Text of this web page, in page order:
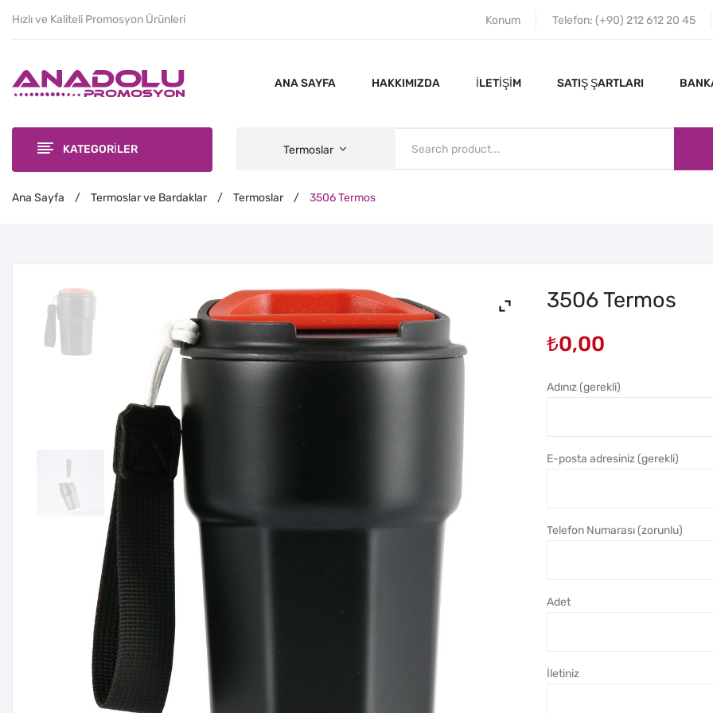
Hızlı ve Kaliteli Promosyon Ürünleri Konum Telefon: (+90) 212 612 20 45
ANA SAYFA HAKKIMIZDA İLETIŞIM SATIŞ ŞARTLARI
KATEGORİLER Termoslar
Ana Sayfa / Termoslar ve Bardaklar / Termoslar / 3506 Termos
3506 Termos
₺0,00
Adınız (gerekli)
E-posta adresiniz (gerekli)
Telefon Numarası (zorunlu)
Adet
İletiniz